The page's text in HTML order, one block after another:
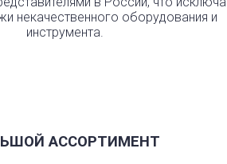
некачественного оборудования и
инструмента.
АССОРТИМЕНТ